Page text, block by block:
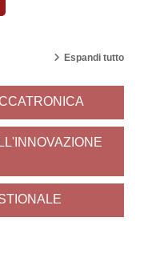
corsi
Espandi tutto